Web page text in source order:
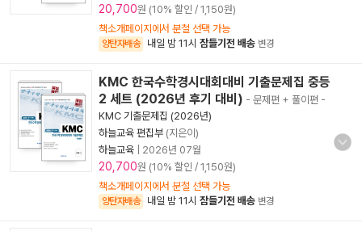
20,700원 (10% 할인 / 1,150원)
책소개페이지에서 분철 선택 가능
양탄자배송 내일 밤 11시 잠들기전 배송 변경
KMC 한국수학경시대회대비 기출문제집 중등
2 세트 (2026년 후기 대비) - 문제편 + 풀이편 -
KMC 기출문제집 (2026년)
하늘교육 편집부 (지은이)
하늘교육
2026년 07월
20,700원 (10% 할인 / 1,150원)
책소개페이지에서 분철 선택 가능
양탄자배송 내일 밤 11시 잠들기전 배송 변경